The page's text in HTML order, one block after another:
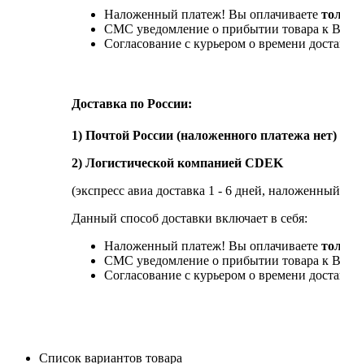
Наложенный платеж! Вы оплачиваете
СМС уведомление о прибытии товара к
Согласование с курьером о времени
Доставка по России:
1) Почтой России (наложенного платежа нет)
2) Логистической компанией CDEK
(экспресс авиа доставка 1 - 6 дней,
Данный способ доставки включает в себя:
Наложенный платеж! Вы оплачиваете
СМС уведомление о прибытии товара к
Согласование с курьером о времени
Список вариантов товара